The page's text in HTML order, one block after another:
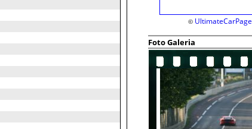
© UltimateCarPage
Foto Galeria